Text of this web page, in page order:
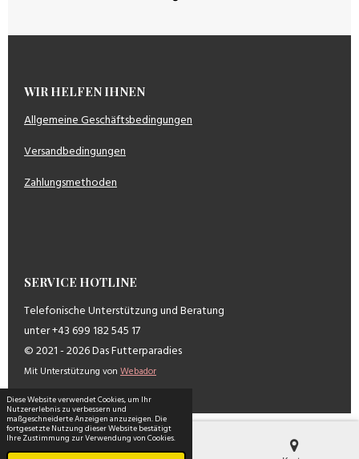
Diese Website verwendet Cookies, um Ihr
Nutzererlebnis zu verbessern und
maßgeschneiderte Anzeigen anzuzeigen. Die
fortgesetzte Nutzung dieser Website bestätigt
Ihre Zustimmung zur Verwendung von Cookies.
WIR HELFEN IHNEN
Allgemeine Geschäftsbedingungen
Versandbedingungen
Zahlungsmethoden
SERVICE HOTLINE
Telefonische Unterstützung und Beratung
unter +43 699 182 545 17
© 2021 - 2026 Das Futterparadies
Mit Unterstützung von Webador